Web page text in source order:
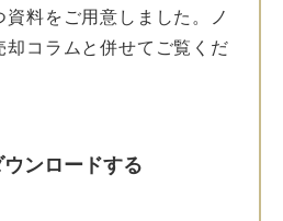
料をご用意しました。ノ
却コラムと併せてご覧くだ
ンロードする